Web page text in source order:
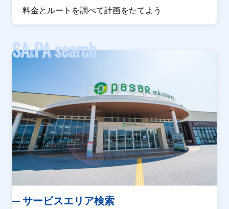
料金とルートを調べて計画をたてよう
SA&PA search
サービスエリア検索